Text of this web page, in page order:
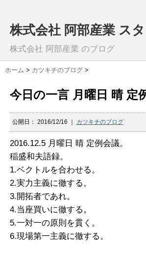
株式会社 阿部産業 ス
株式会社 阿部産業 のブログ
ホーム > カツキチのブログ >
今日の一言 月曜日 晴 定
公開日： 2016/12/16 カツキチのブログ
2016.12.5 月曜日 晴 定例会議。
稲盛和夫語録。
1.ベクトルを合わせる。
2.実力主義に徹する。
3.開拓者であれ。
4.当座買いに徹する。
5.一対一の原則を貫く。
6.現場第一主義に徹する。